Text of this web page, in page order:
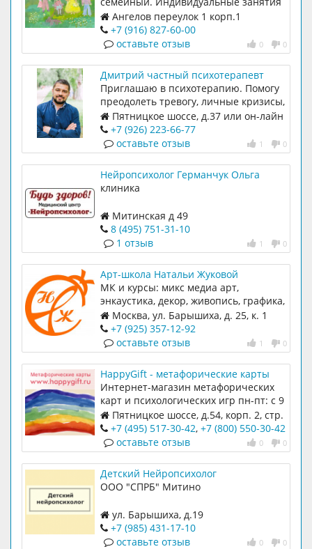
Ангелов переулок 1 корп.1
+7 (916) 827-60-00
0 0
оставьте отзыв
Дмитрий частный психотерапевт
Приглашаю в психотерапию. Помогу
преодолеть тревогу, личные кризисы,
нормализовать семейные отношения,
обрести внутренние опоры и радость
жизни. Бережно и с уважением.
Пятницкое шоссе, д.37 или он-лайн
+7 (926) 223-66-77
1 0
оставьте отзыв
Нейропсихолог Германчук Ольга
клиника
Митинская д 49
8 (495) 751-31-10
1 0
1 отзыв
Арт-школа Натальи Жуковой
МК и курсы: микс медиа арт,
энкаустика, декор, живопись, графика,
арт-терапия
Москва, ул. Барышиха, д. 25, к. 1
+7 (925) 357-12-92
1 0
оставьте отзыв
HappyGift - метафорические карты
Интернет-магазин метафорических
карт и психологических игр пн-пт: с 9
до 18Пятницкое шоссе, д.54, корп. 2, стр.
6, офис 113
+7 (495) 517-30-42, +7 (800) 550-30-42
0 0
оставьте отзыв
Детский Нейропсихолог
ООО "СПРБ" Митино
ул. Барышиха, д.19
+7 (985) 431-17-10
0 0
оставьте отзыв